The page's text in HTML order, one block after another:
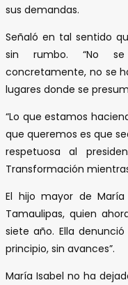
sus demandas.
Señaló en tal sentido
sin rumbo. “No
concretamente, no se
lugares donde se
“Lo que estamos
que queremos es que
respetuosa al
Transformación
El hijo mayor de
Tamaulipas, quien
siete año. Ella
principio, sin avances”.
María Isabel no ha